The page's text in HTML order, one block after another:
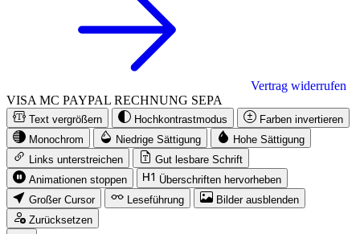
Vertrag widerrufen
VISA MC PAYPAL RECHNUNG SEPA
Text vergrößern Hochkontrastmodus
Farben invertieren
Monochrom
Niedrige Sättigung
Hohe Sättigung
Links unterstreichen
Gut lesbare Schrift
Animationen stoppen
Überschriften hervorheben
Großer Cursor
Leseführung
Bilder ausblenden
Zurücksetzen